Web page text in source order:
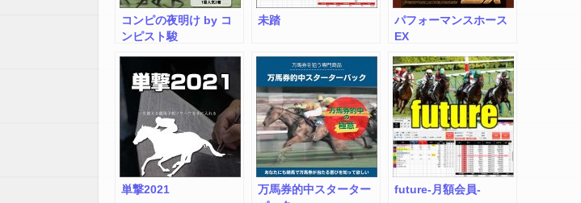
コンピの夜明け by コ
ンピスト駿
未踏
パフォーマンスホース
EX
単撃2021
万馬券的中スターター
future-月額会員-